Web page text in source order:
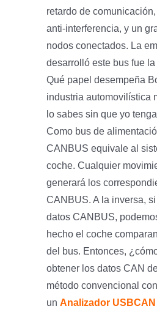
retardo de
anti-interferencia, y un
nodos conectados. La
desarrolló este bus fue
Qué papel desempeña
industria automovilística
lo sabes sin que yo
Como bus de
CANBUS equivale al
coche. Cualquier
generará los
CANBUS. A la inversa,
datos CANBUS,
hecho el coche
del bus. Entonces,
obtener los datos CAN
método convencional
unAnalizador USBCAN